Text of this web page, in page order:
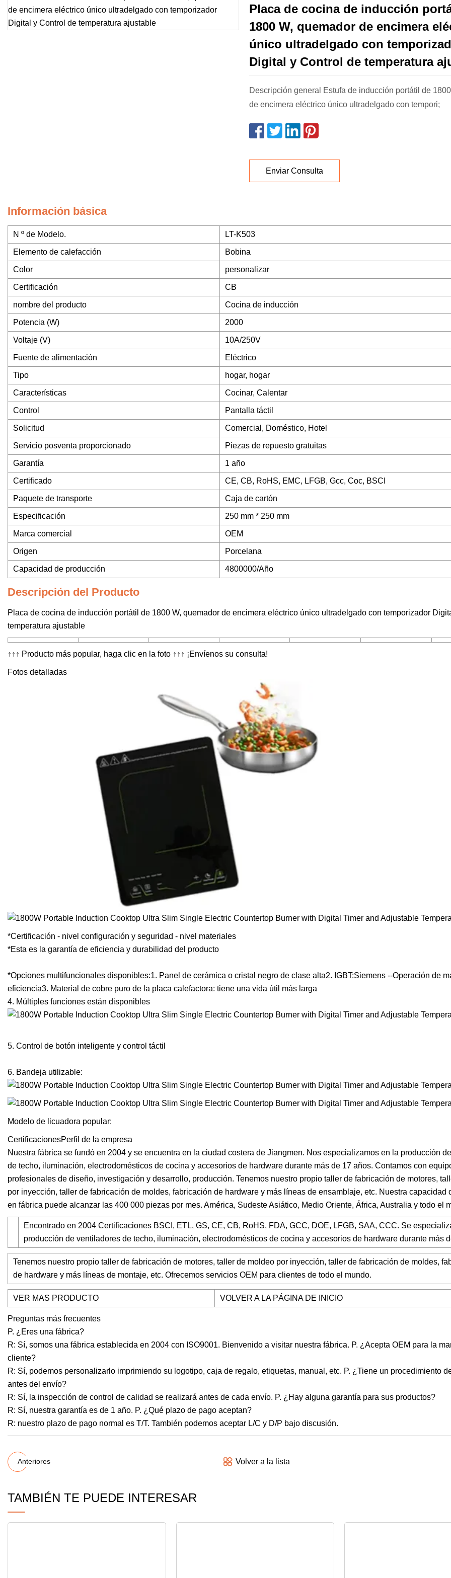
Placa de cocina de inducción
1800 W, quemador de encimera
único ultradelgado con
Digital y Control de temperatura
Descripción general Estufa de inducción portátil de
de encimera eléctrico único ultradelgado con tempori;
Enviar Consulta
Información básica
N º de Modelo. LT-K503
Elemento de calefacción Bobina
Color personalizar
Certificación CB
nombre del producto Cocina de inducción
Potencia (W) 2000
Voltaje (V) 10A/250V
Fuente de alimentación Eléctrico
Tipo hogar, hogar
Características Cocinar, Calentar
Control Pantalla táctil
Solicitud Comercial, Doméstico, Hotel
Servicio posventa proporcionado Piezas de repuesto gratuitas
Garantía 1 año
Certificado CE, CB, RoHS, EMC, LFGB, Gcc, Coc, BSCI
Paquete de transporte Caja de cartón
Especificación 250 mm * 250 mm
Marca comercial OEM
Origen Porcelana
Capacidad de producción 4800000/Año
Descripción del Producto
Placa de cocina de inducción portátil de 1800 W, quemador de encimera eléctrico único ultradelgado con temporizador
temperatura ajustable
↑↑↑ Producto más popular, haga clic en la foto ↑↑↑ ¡Envíenos su consulta!
Fotos detalladas
*Certificación - nivel configuración y seguridad - nivel materiales
*Esta es la garantía de eficiencia y durabilidad del producto
*Opciones multifuncionales disponibles:1. Panel de cerámica o cristal negro de clase alta2. IGBT:Siemens --Operación de
eficiencia3. Material de cobre puro de la placa calefactora: tiene una vida útil más larga
4. Múltiples funciones están disponibles
5. Control de botón inteligente y control táctil
6. Bandeja utilizable:
Modelo de licuadora popular:
CertificacionesPerfil de la empresa
Nuestra fábrica se fundó en 2004 y se encuentra en la ciudad costera de Jiangmen. Nos especializamos en la producción
de techo, iluminación, electrodomésticos de cocina y accesorios de hardware durante más de 17 años. Contamos con
profesionales de diseño, investigación y desarrollo, producción. Tenemos nuestro propio taller de fabricación de motores,
por inyección, taller de fabricación de moldes, fabricación de hardware y más líneas de ensamblaje, etc. Nuestra capacidad
en fábrica puede alcanzar las 400 000 piezas por mes. América, Sudeste Asiático, Medio Oriente, África, Australia y todo el
Encontrado en 2004 Certificaciones BSCI, ETL, GS, CE, CB, RoHS, FDA, GCC, DOE, LFGB, SAA, CCC. Se
producción de ventiladores de techo, iluminación, electrodomésticos de cocina y accesorios de hardware durante más
Tenemos nuestro propio taller de fabricación de motores, taller de moldeo por inyección, taller de fabricación de moldes,
de hardware y más líneas de montaje, etc. Ofrecemos servicios OEM para clientes de todo el mundo.
VER MAS PRODUCTO VOLVER A LA PÁGINA DE INICIO
Preguntas más frecuentes
P. ¿Eres una fábrica?
R: Sí, somos una fábrica establecida en 2004 con ISO9001. Bienvenido a visitar nuestra fábrica. P. ¿Acepta OEM para la
cliente?
R: Sí, podemos personalizarlo imprimiendo su logotipo, caja de regalo, etiquetas, manual, etc. P. ¿Tiene un procedimiento
antes del envío?
R: Sí, la inspección de control de calidad se realizará antes de cada envío. P. ¿Hay alguna garantía para sus productos?
R: Sí, nuestra garantía es de 1 año. P. ¿Qué plazo de pago aceptan?
R: nuestro plazo de pago normal es T/T. También podemos aceptar L/C y D/P bajo discusión.
Anteriores Volver a la lista
TAMBIÉN TE PUEDE INTERESAR